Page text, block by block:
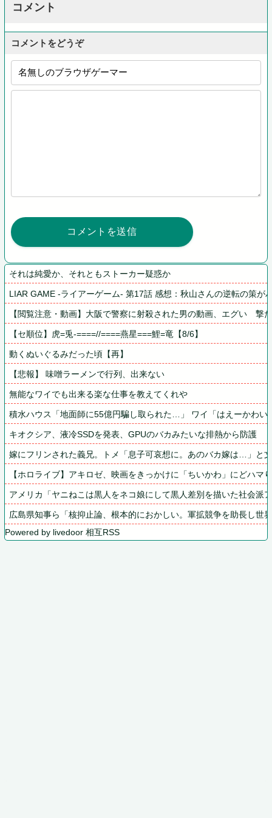
コメント
コメントをどうぞ
それは純愛か、それともストーカー疑惑か
LIAR GAME -ライアーゲーム- 第17話 感想：秋山さんの逆転の策が
【閲覧注意・動画】大阪で警察に射殺された男の動画、エグい　撃
【セ順位】虎=兎-====//====燕星===鯉=竜【8/6】
動くぬいぐるみだった頃【再】
【悲報】 味噌ラーメンで行列、出来ない
無能なワイでも出来る楽な仕事を教えてくれや
積水ハウス「地面師に55億円騙し取られた…」 ワイ「はえーかわ
キオクシア、液冷SSDを発表、GPUのバカみたいな排熱から防護
嫁にフリンされた義兄。トメ「息子可哀想に。あのバカ嫁は…」と
【ホロライブ】アキロゼ、映画をきっかけに「ちいかわ」にどハ
アメリカ「ヤニねこは黒人をネコ娘にして黒人差別を描いた社会派
広島県知事ら「核抑止論、根本的におかしい。軍拡競争を助長し世
Powered by livedoor 相互RSS